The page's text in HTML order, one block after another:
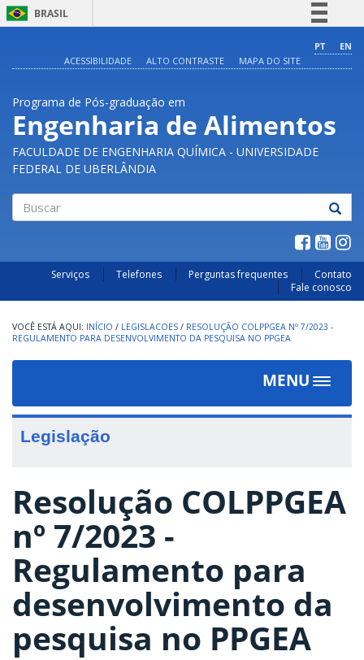
BRASIL
Comunica BR
Acesso à informação
Legislação
PT
EN
ACESSIBILIDADE
ALTO CONTRASTE MAPA DO SITE
Programa de Pós-graduação em
Engenharia de Alimentos
FACULDADE DE ENGENHARIA QUÍMICA - UNIVERSIDADE
FEDERAL DE UBERLÂNDIA
Serviços Telefones Perguntas frequentes
Contato
Fale conosco
INÍCIO / LEGISLACOES / RESOLUÇÃO COLPPGEA Nº 7/2023 -
REGULAMENTO PARA DESENVOLVIMENTO DA PESQUISA NO PPGEA
MENU
Toggle
Legislação
Resolução COLPPGEA
nº 7/2023 -
Regulamento para
desenvolvimento da
pesquisa no PPGEA